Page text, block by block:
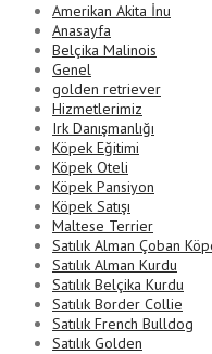
Amerikan Akita İnu
Anasayfa
Belçika Malinois
Genel
golden retriever
Hizmetlerimiz
Irk Danışmanlığı
Köpek Eğitimi
Köpek Oteli
Köpek Pansiyon
Köpek Satışı
Maltese Terrier
Satılık Alman Çoban
Satılık Alman Kurdu
Satılık Belçika Kurdu
Satılık Border Collie
Satılık French Bulldog
Satılık Golden